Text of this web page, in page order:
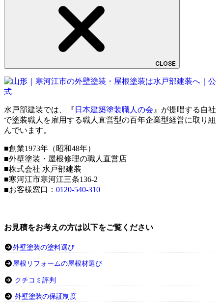
CLOSE
水戸部建装では、『 日本建築塗装職人の会 』が提唱する自社
で塗装職人を雇用する職人直営型の百年企業型経営に取り組
んでいます。
■創業1973年（昭和48年）
■外壁塗装・屋根修理の職人直営店
■株式会社 水戸部建装
■寒河江市寒河江三条136-2
■お客様窓口： 0120-540-310
お見積をお考えの方は以下をご覧ください
外壁塗装の塗料選び
屋根リフォームの屋根材選び
クチコミ評判
外壁塗装の保証制度